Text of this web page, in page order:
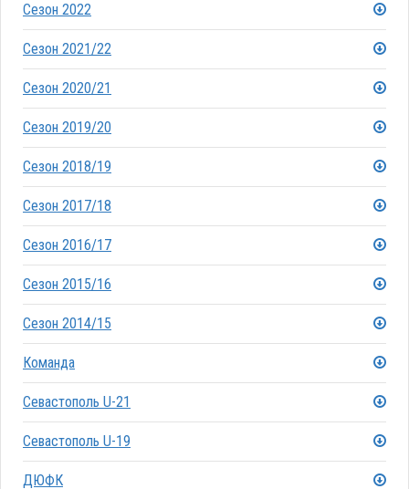
Сезон 2022
Сезон 2021/22
Сезон 2020/21
Сезон 2019/20
Сезон 2018/19
Сезон 2017/18
Сезон 2016/17
Сезон 2015/16
Сезон 2014/15
Команда
Севастополь U-21
Севастополь U-19
ДЮФК